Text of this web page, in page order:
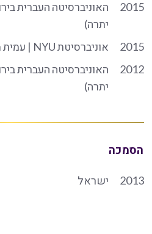
2015
יתרה)
2015
אוניברסיטת NYU | עמית תכנית פולברייט LLM
2012
יתרה)
הסמכה
2013 ישראל